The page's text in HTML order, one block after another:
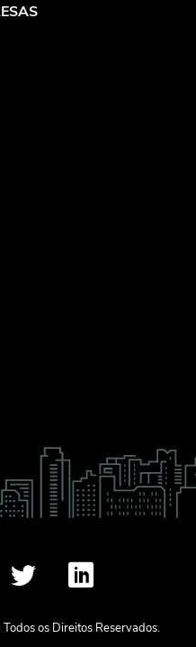
Todos os Direitos Reservados.